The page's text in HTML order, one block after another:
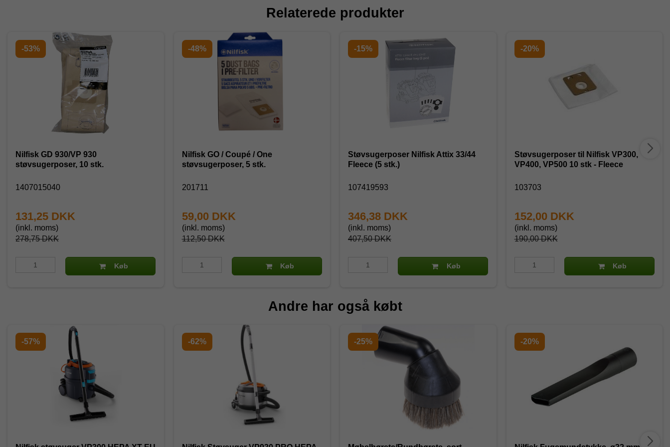
Relaterede produkter
-53%
Nilfisk GD 930/VP 930
støvsugerposer, 10 stk.
1407015040
278,75 DKK
131,25 DKK
(inkl. moms)
Køb
-48%
Nilfisk GO / Coupé / One
støvsugerposer, 5 stk.
201711
112,50 DKK
59,00 DKK
(inkl. moms)
Køb
-15%
Støvsugerposer Nilfisk Attix 33/44
Fleece (5 stk.)
107419593
407,50 DKK
346,38 DKK
(inkl. moms)
Køb
-20%
Støvsugerposer til Nilfisk VP300,
VP400, VP500 10 stk - Fleece
103703
190,00 DKK
152,00 DKK
(inkl. moms)
Køb
Andre har også købt
-57% -62% -25% -20%